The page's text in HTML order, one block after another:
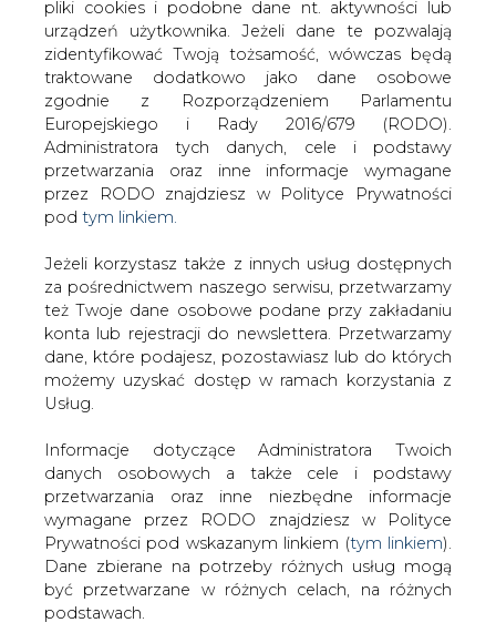
WŁĄCZ CIRE.TV
zgodnie z Rozporządzeniem Parlamentu
Europejskiego i Rady 2016/679 (RODO).
Administratora tych danych, cele i podstawy
przetwarzania oraz inne informacje wymagane
przez RODO znajdziesz w Polityce Prywatności
podtym linkiem.
Jeżeli korzystasz także z innych usług dostępnych
za pośrednictwem naszego serwisu, przetwarzamy
też Twoje dane osobowe podane przy zakładaniu
dane, które podajesz, pozostawiasz lub do których
możemy uzyskać dostęp w ramach korzystania z
Usług.
Informacje dotyczące Administratora Twoich
danych osobowych a także cele i podstawy
przetwarzania oraz inne niezbędne informacje
Prywatności pod wskazanym linkiem (tym linkiem).
Dane zbierane na potrzeby różnych usług mogą
być przetwarzane w różnych celach, na różnych
podstawach.
Pamiętaj, że w związku z przetwarzaniem danych
osobowych przysługuje Ci szereg gwarancji i praw,
a przede wszystkim prawo do odwołania zgody
Strona główna / RYNEK PALIW / "Wszystkie opcje są na
stole". Biden nie wyklucza zakazu importu ropy
naftowej z Rosji
2022-03-02 20:30
drukuj
skomentuj
udostępnij:
"Wszystkie opcje są na stole".